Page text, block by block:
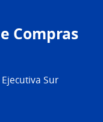
Compras
Sur